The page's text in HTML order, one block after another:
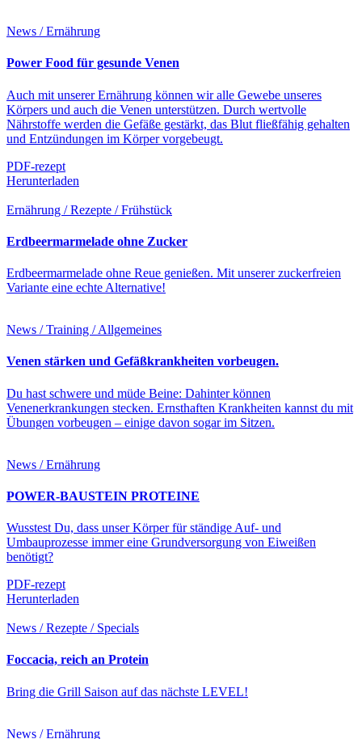
News / Ernährung
Power Food für gesunde Venen
Auch mit unserer Ernährung können wir alle Gewebe unseres
Körpers und auch die Venen unterstützen. Durch wertvolle
Nährstoffe werden die Gefäße gestärkt, das Blut fließfähig gehalten
und Entzündungen im Körper vorgebeugt.
PDF-rezept
Herunterladen
Ernährung / Rezepte / Frühstück
Erdbeermarmelade ohne Zucker
Erdbeermarmelade ohne Reue genießen. Mit unserer zuckerfreien
Variante eine echte Alternative!
News / Training / Allgemeines
Venen stärken und Gefäßkrankheiten vorbeugen.
Du hast schwere und müde Beine: Dahinter können
Venenerkrankungen stecken. Ernsthaften Krankheiten kannst du mit
Übungen vorbeugen – einige davon sogar im Sitzen.
News / Ernährung
POWER-BAUSTEIN PROTEINE
Wusstest Du, dass unser Körper für ständige Auf- und
Umbauprozesse immer eine Grundversorgung von Eiweißen
benötigt?
PDF-rezept
Herunterladen
News / Rezepte / Specials
Foccacia, reich an Protein
Bring die Grill Saison auf das nächste LEVEL!
News / Ernährung